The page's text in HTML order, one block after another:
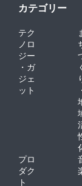
カテゴリー
テク
ノロ
ジー
・ガ
ジェ
ット
プロ
ダク
ト